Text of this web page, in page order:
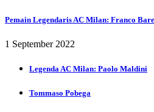
Pemain Legendaris AC Milan: Franco
1 September 2022
Legenda AC Milan: Paolo Maldini
Tommaso Pobega